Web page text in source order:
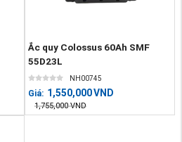
Ắc quy Colossus 60Ah SMF
55D23L
NH00745
Giá: 1,550,000VND
1,755,000 VND